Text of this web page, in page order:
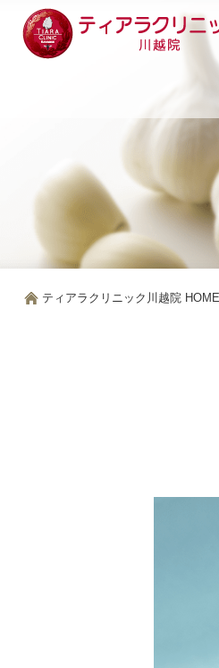
ティアラクリニック川越院 HOME